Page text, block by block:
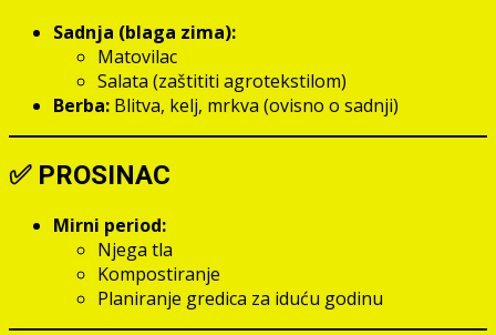
Sadnja (blaga zima):
Matovilac
Salata (zaštititi agrotekstilom)
Berba: Blitva, kelj, mrkva (ovisno o sadnji)
✅ PROSINAC
Mirni period:
Njega tla
Kompostiranje
Planiranje gredica za iduću godinu